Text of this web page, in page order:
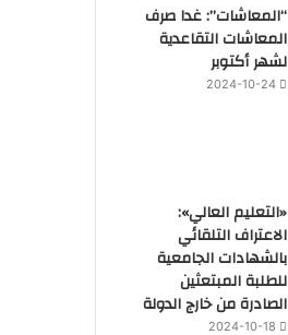
“المعاشات”: غدا صرف
المعاشات التقاعدية
لشهر أكتوبر
2024-10-24
«التعليم العالي»:
الاعتراف التلقائي
بالشهادات الجامعية
للطلبة المبتعثين
الصادرة من خارج الدولة
2024-10-18